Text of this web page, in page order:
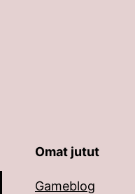
ylös ja
Omat jutut
Gameblog